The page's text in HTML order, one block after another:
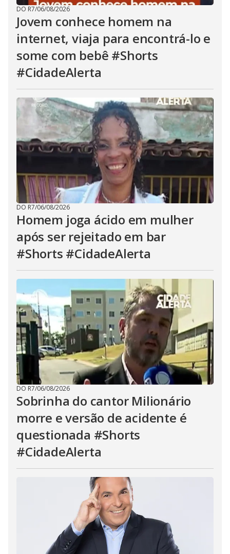
DO R7/06/08/2026
Jovem conhece homem na
internet, viaja para encontrá-lo e
some com bebê #Shorts
#CidadeAlerta
DO R7/06/08/2026
Homem joga ácido em mulher
após ser rejeitado em bar
#Shorts #CidadeAlerta
DO R7/06/08/2026
Sobrinha do cantor Milionário
morre e versão de acidente é
questionada #Shorts
#CidadeAlerta